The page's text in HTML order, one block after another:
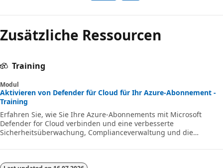
Zusätzliche Ressourcen
Training
Modul
Aktivieren von Defender für Cloud für Ihr Azure-Abonnement -
Training
Erfahren Sie, wie Sie Ihre Azure-Abonnements mit Microsoft
Defender for Cloud verbinden und eine verbesserte
Sicherheitsüberwachung, Complianceverwaltung und die
Bedrohungsschutz ermöglichen.